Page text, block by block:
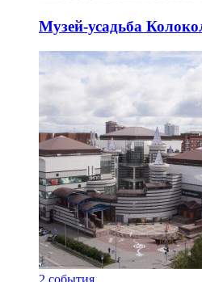
Музей-усадьба
2 события